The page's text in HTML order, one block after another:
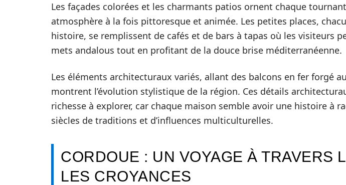
Les façades colorées et les charmants patios ornent chaque
atmosphère à la fois pittoresque et animée. Les petites places,
histoire, se remplissent de cafés et de bars à tapas où les visiteurs
mets andalous tout en profitant de la douce brise méditerranéenne.
Les éléments architecturaux variés, allant des balcons en fer forgé
montrent l’évolution stylistique de la région. Ces détails
richesse à explorer, car chaque maison semble avoir une histoire à
siècles de traditions et d’influences multiculturelles.
CORDOUE : UN VOYAGE À TRAVERS
LES CROYANCES